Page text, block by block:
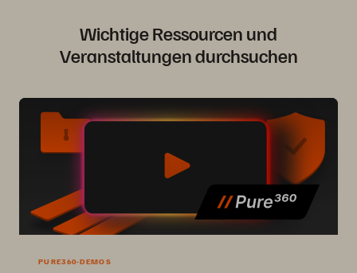
Wichtige Ressourcen und
Veranstaltungen durchsuchen
PURE360-DEMOS